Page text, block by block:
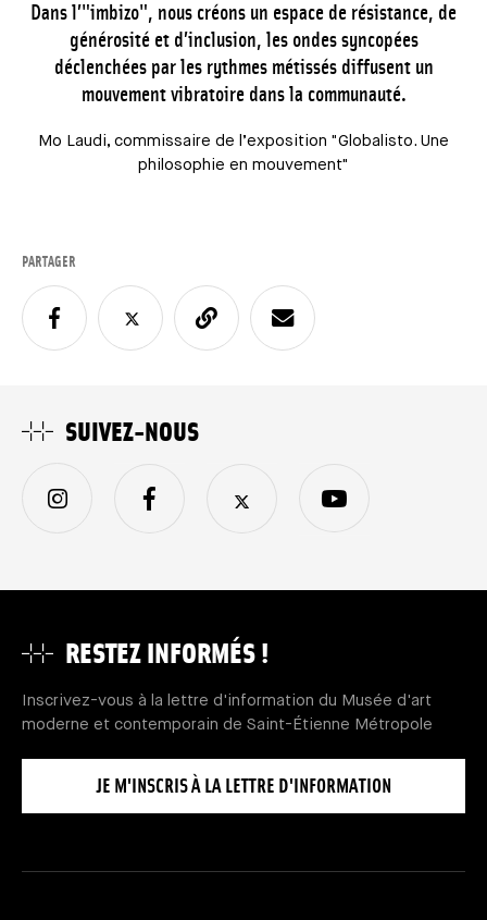
Dans l’"imbizo", nous créons un espace de résistance, de
générosité et d’inclusion, les ondes syncopées
déclenchées par les rythmes métissés diffusent un
mouvement vibratoire dans la communauté.
Mo Laudi, commissaire de l’exposition "Globalisto. Une
philosophie en mouvement"
PARTAGER
RESTEZ INFORMÉS !
Inscrivez-vous à la lettre d'information du Musée d'art
moderne et contemporain de Saint-Étienne Métropole
JE M'INSCRIS À LA LETTRE D'INFORMATION
SUIVEZ-NOUS